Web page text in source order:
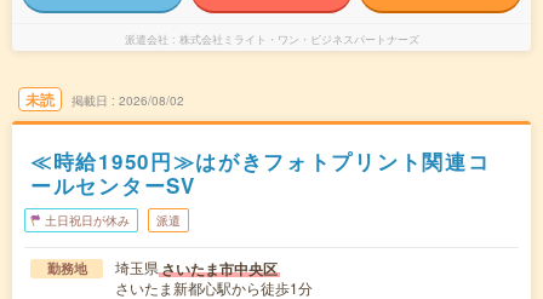
派遣会社 株式会社ミライト・ワン・ビジネスパートナーズ
未読 掲載日 2026/08/02
≪時給1950円≫はがきフォトプリント関連コ
ールセンターSV
土日祝日が休み 派遣
勤務地 埼玉県さいたま市中央区
さいたま新都心駅から徒歩1分